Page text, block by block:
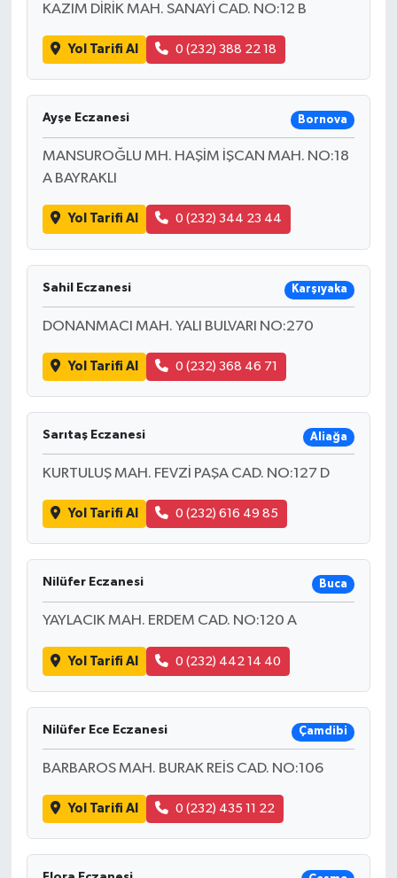
KAZIM DİRİK MAH. SANAYİ CAD. NO:12 B
Yol Tarifi Al 0 (232) 388 22 18
Ayşe Eczanesi Bornova
MANSUROĞLU MH. HAŞİM İŞCAN MAH. NO:18
A BAYRAKLI
Yol Tarifi Al 0 (232) 344 23 44
Sahil Eczanesi Karşıyaka
DONANMACI MAH. YALI BULVARI NO:270
Yol Tarifi Al 0 (232) 368 46 71
Sarıtaş Eczanesi Aliağa
KURTULUŞ MAH. FEVZİ PAŞA CAD. NO:127 D
Yol Tarifi Al 0 (232) 616 49 85
Nilüfer Eczanesi Buca
YAYLACIK MAH. ERDEM CAD. NO:120 A
Yol Tarifi Al 0 (232) 442 14 40
Nilüfer Ece Eczanesi Çamdibi
BARBAROS MAH. BURAK REİS CAD. NO:106
Yol Tarifi Al 0 (232) 435 11 22